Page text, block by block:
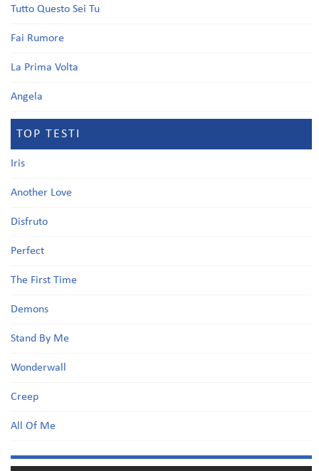
Tutto Questo Sei Tu
Fai Rumore
La Prima Volta
Angela
TOP TESTI
Iris
Another Love
Disfruto
Perfect
The First Time
Demons
Stand By Me
Wonderwall
Creep
All Of Me